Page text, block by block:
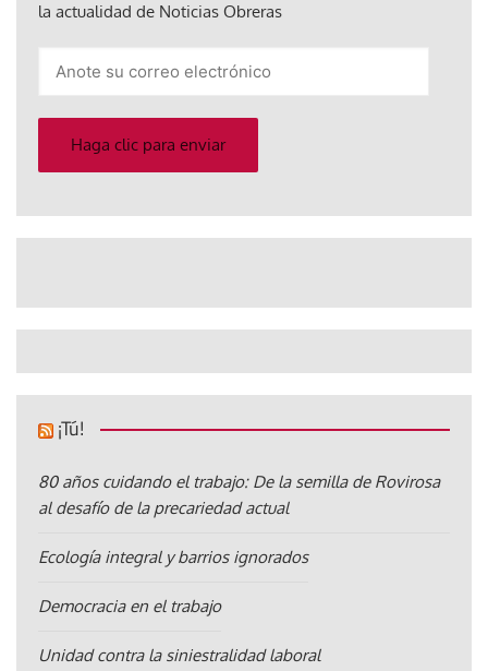
la actualidad de Noticias Obreras
electrónico
Haga clic para enviar
¡Tú!
80 años cuidando el trabajo: De la semilla de Rovirosa
al desafío de la precariedad actual
Ecología integral y barrios ignorados
Democracia en el trabajo
Unidad contra la siniestralidad laboral